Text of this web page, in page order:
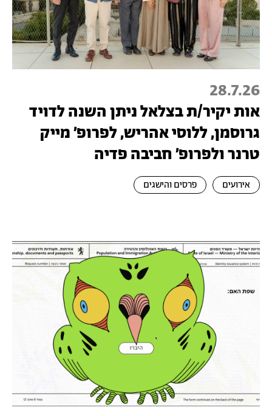
28.7.26
אות יקיר/ת בצלאל ניתן השנה לדויד
גרוסמן, ללוסי אהריש, לפרופ׳ מייק
טרנר ולפרופ׳ חביבה פדיה
אירועים פרסים והישגים